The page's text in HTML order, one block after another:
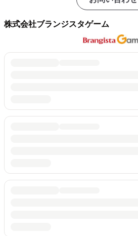
株式会社ブランジスタゲーム